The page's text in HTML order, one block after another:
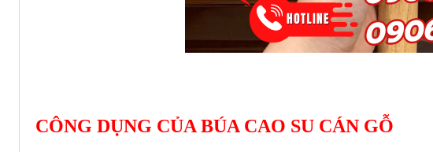
CÔNG DỤNG CỦA BÚA CAO SU CÁN GỖ